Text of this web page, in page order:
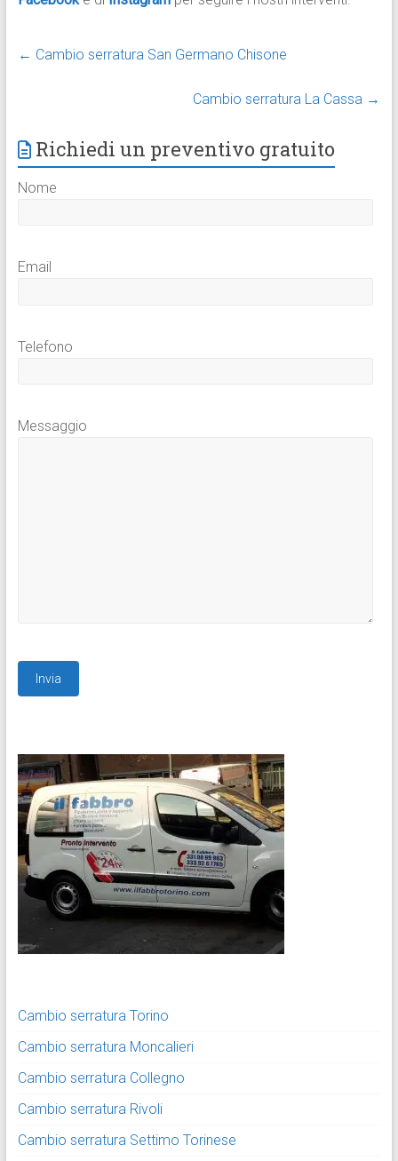
← Cambio serratura San Germano Chisone
Cambio serratura La Cassa →
Richiedi un preventivo gratuito
Nome
Email
Telefono
Messaggio
Cambio serratura Torino
Cambio serratura Moncalieri
Cambio serratura Collegno
Cambio serratura Rivoli
Cambio serratura Settimo Torinese